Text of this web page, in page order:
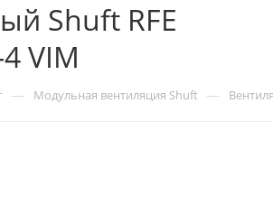
Shuft RFE
VIM
— Модульная вентиляция Shuft —